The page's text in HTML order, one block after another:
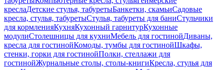
креслаДетские стулья, табуретыБанкетки, скамьиСадовые
кресла, стулья, табуретыСтулья, табуреты для баниСтульчики
для кормленияКухняКухонный гарнитурКухонные
модулиСтолешницы для кухниМебель для гостинойДиваны,
кресла для гостинойКомоды, тумбы для гостинойШкафы,
стенки, горки для гостинойПолки, стеллажи для
гостинойЖурнальные столы, столы-книгиКресла, стулья для